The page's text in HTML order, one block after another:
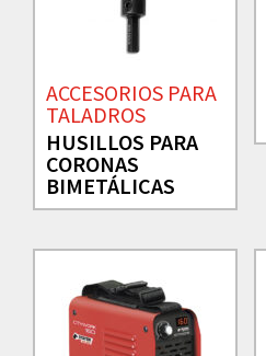
ACCESORIOS PARA
TALADROS
HUSILLOS PARA
CORONAS
BIMETÁLICAS